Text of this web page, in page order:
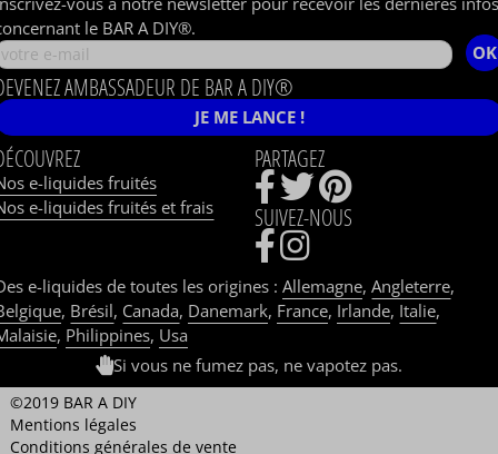
le BAR A DIY®.
OK
AMBASSADEUR DE BAR A DIY®
JE ME LANCE !
e-liquides fruités
e-liquides fruités et frais
PARTAGEZ
SUIVEZ-NOUS
e-liquides de toutes les origines :Allemagne,Angleterre,
, Brésil, Canada, Danemark, France, Irlande, Italie,
, Philippines, Usa
Si vous ne fumez pas, ne vapotez pas.
©2019 BAR A DIY
Mentions légales
Conditions générales de vente